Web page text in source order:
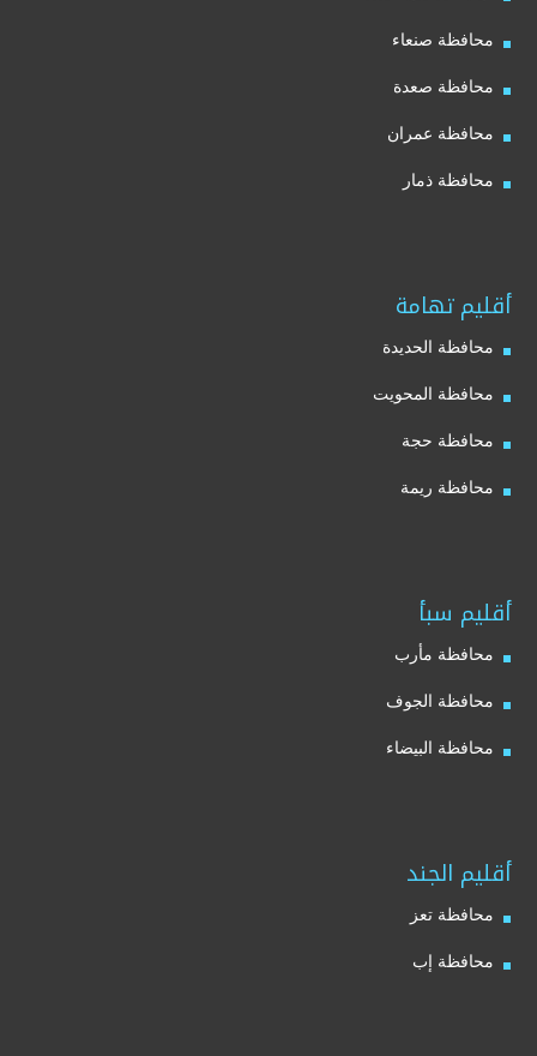
محافظة صنعاء
محافظة صعدة
محافظة عمران
محافظة ذمار
أقليم تهامة
محافظة الحديدة
محافظة المحويت
محافظة حجة
محافظة ريمة
أقليم سبأ
محافظة مأرب
محافظة الجوف
محافظة البيضاء
أقليم الجند
محافظة تعز
محافظة إب